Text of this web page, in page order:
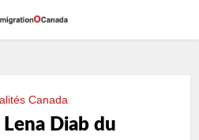
Canada
Diab du